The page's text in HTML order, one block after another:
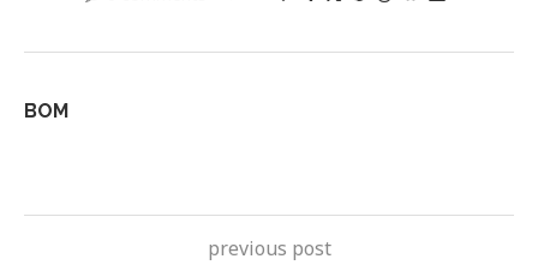
BOM
previous post